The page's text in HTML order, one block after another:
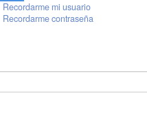
Recordarme mi usuario
Recordarme contraseña